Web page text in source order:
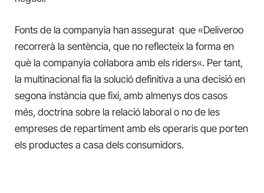
Fonts de la companyia han assegurat que «Deliveroo
recorrerà la sentència, que no reflecteix la forma en
què la companyia col·labora amb els riders«. Per tant,
la multinacional fia la solució definitiva a una decisió en
segona instància que fixi, amb almenys dos casos
més, doctrina sobre la relació laboral o no de les
empreses de repartiment amb els operaris que porten
els productes a casa dels consumidors.